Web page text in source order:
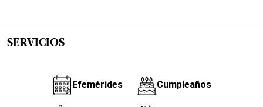
SERVICIOS
Efemérides Cumpleaños